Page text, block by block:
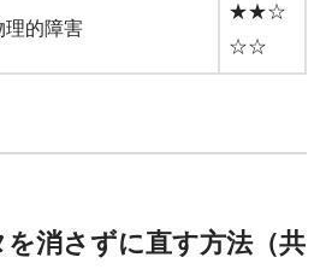
理的障害
★★☆
☆☆
を消さずに直す方法（共